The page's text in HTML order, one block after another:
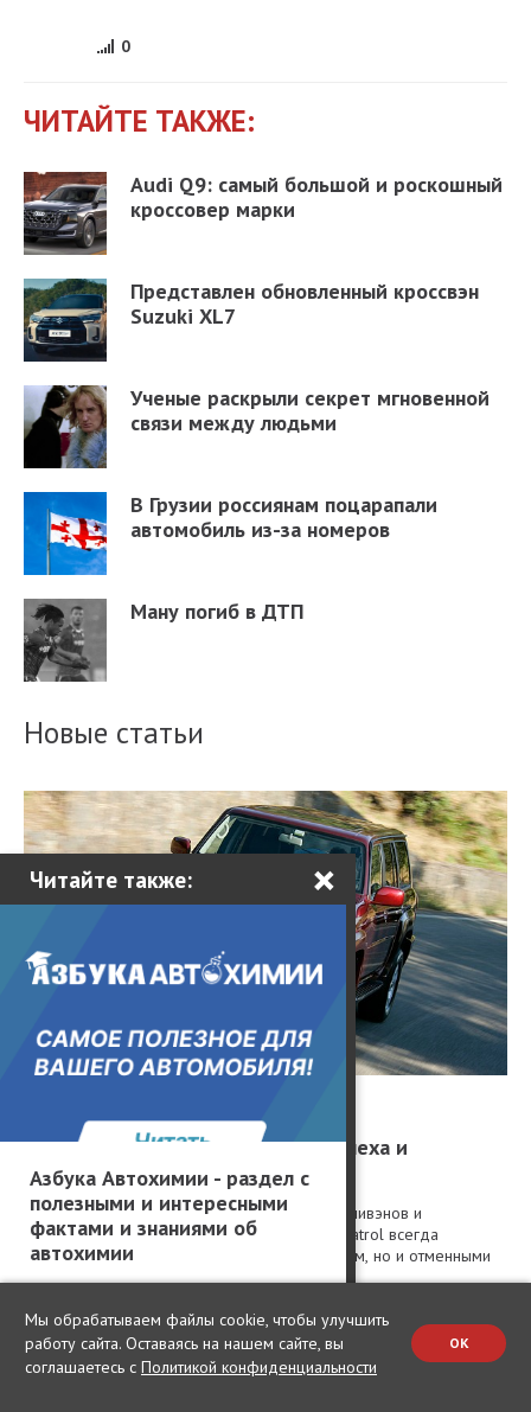
Читайте также: ×
Азбука Автохимии - раздел с
полезными и интересными
фактами и знаниями об
автохимии
0
ЧИТАЙТЕ ТАКЖЕ:
Audi Q9: самый большой и роскошный
кроссовер марки
Представлен обновленный кроссвэн
Suzuki XL7
Ученые раскрыли секрет мгновенной
связи между людьми
В Грузии россиянам поцарапали
автомобиль из-за номеров
Ману погиб в ДТП
Новые статьи
Японский смотрящий: история успеха и
непростая судьба Nissan Patrol
Среди хэтчбеков, седанов, универсалов, минивэнов и
спорткаров японской марки Nissan модель Patrol всегда
выделялась не только мужественным обликом, но и отменными
внедорожными характеристика...
835 0 1 08.08.2026
Мы обрабатываем файлы cookie, чтобы улучшить
работу сайта. Оставаясь на нашем сайте, вы
соглашаетесь с Политикой конфиденциальности
OK